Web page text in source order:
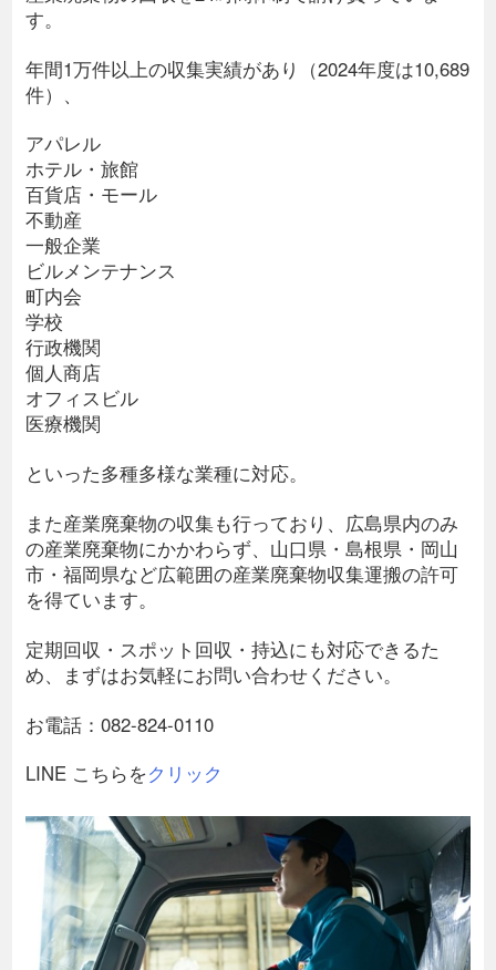
す。
年間1万件以上の収集実績があり（2024年度は10,689
件）、
アパレル
ホテル・旅館
百貨店・モール
不動産
一般企業
ビルメンテナンス
町内会
学校
行政機関
個人商店
オフィスビル
医療機関
といった多種多様な業種に対応。
また産業廃棄物の収集も行っており、広島県内のみ
の産業廃棄物にかかわらず、山口県・島根県・岡山
市・福岡県など広範囲の産業廃棄物収集運搬の許可
を得ています。
定期回収・スポット回収・持込にも対応できるた
め、まずはお気軽にお問い合わせください。
お電話：082-824-0110
LINE こちらをクリック